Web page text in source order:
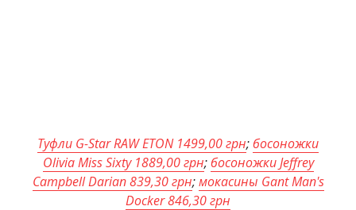
Туфли G-Star RAW ETON 1499,00 грн;босоножки
Olivia Miss Sixty 1889,00 грн;босоножки Jeffrey
Campbell Darian 839,30 грн;мокасины Gant Man's
Docker 846,30 грн